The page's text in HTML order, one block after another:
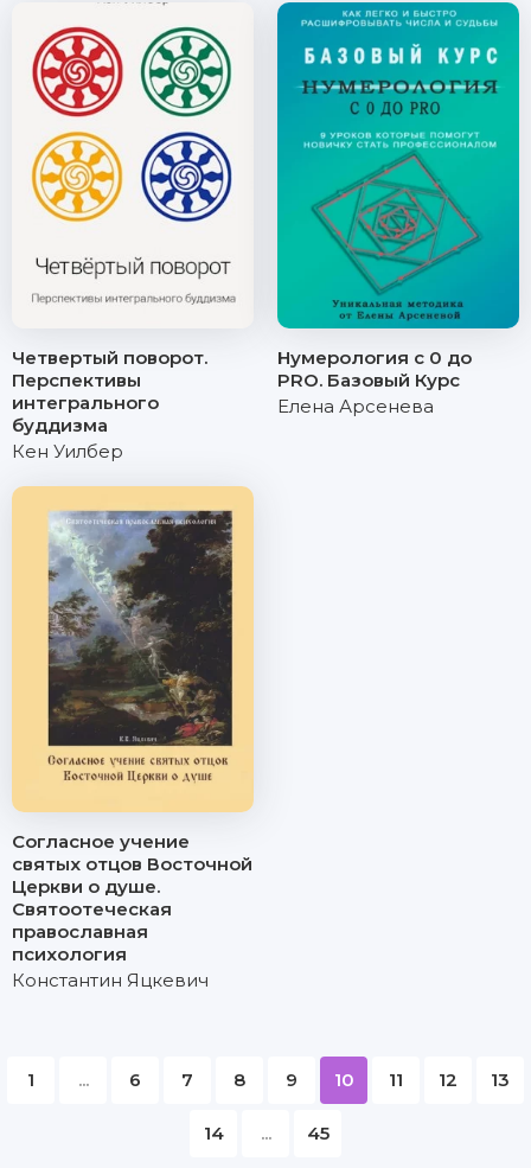
Четвертый поворот.
Перспективы
интегрального
буддизма
Кен Уилбер
Нумерология с 0 до
PRO. Базовый Курс
Елена Арсенева
Согласное учение
святых отцов Восточной
Церкви о душе.
Святоотеческая
православная
психология
Константин Яцкевич
1 ... 6 7 8 9 10 11 12 13
14 ... 45